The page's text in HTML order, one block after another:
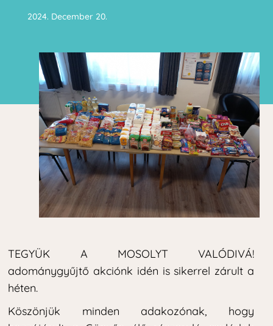
2024. December 20.
TEGYÜK A MOSOLYT VALÓDIVÁ!
adománygyűjtő akciónk idén is sikerrel zárult a
héten.
Köszönjük minden adakozónak, hogy